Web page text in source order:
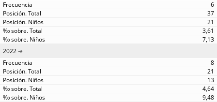
6
37
21
3,61
7,13
2022
8
21
13
4,64
9,48